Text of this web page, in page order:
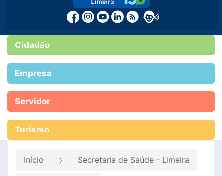
Cidadão
Empresa
Servidor
Turismo
Início Secretaria de Saúde - Limeira